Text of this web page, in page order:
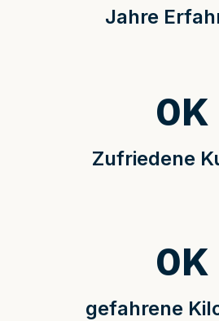
Jahre
Zufriedene
0K
gefahrene
0K